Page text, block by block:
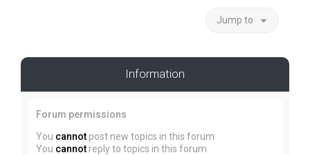
Jump to
Information
Forum permissions
You cannot post new topics in this forum
You cannot reply to topics in this forum